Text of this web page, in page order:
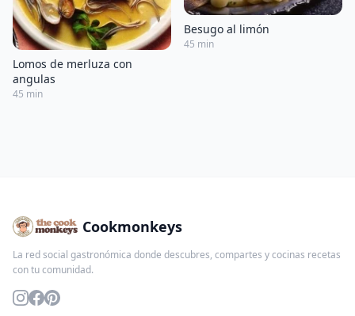
Lomos de merluza con
angulas
45 min
Besugo al limón
45 min
Cookmonkeys
La red social gastronómica donde descubres, compartes y cocinas recetas
con tu comunidad.